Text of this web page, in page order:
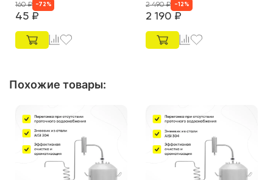
45 ₽
160₽ -72 %
2 190 ₽
2 490₽ -12 %
Похожие товары: